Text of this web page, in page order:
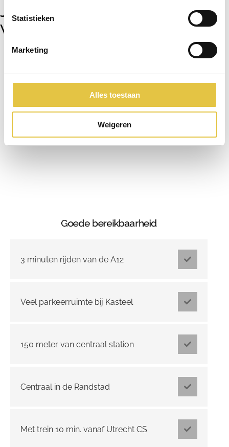
Statistieken
Marketing
Alles toestaan
Weigeren
Jouw werkjubileum bij Kasteel
Woerden
Goede bereikbaarheid
3 minuten rijden van de A12
Veel parkeerruimte bij Kasteel
150 meter van centraal station
Centraal in de Randstad
Met trein 10 min. vanaf Utrecht CS